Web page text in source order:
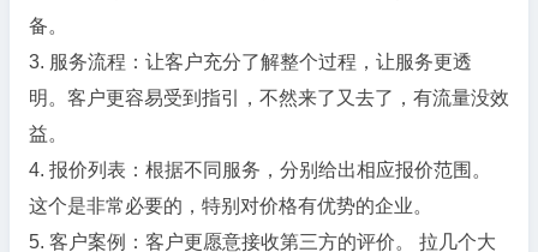
备。
3. 服务流程：让客户充分了解整个过程，让服务更透
明。客户更容易受到指引，不然来了又去了，有流量没效
益。
4. 报价列表：根据不同服务，分别给出相应报价范围。
这个是非常必要的，特别对价格有优势的企业。
5. 客户案例：客户更愿意接收第三方的评价。 拉几个大